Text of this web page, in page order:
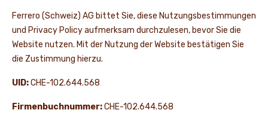
NEWS UND STORIES
Ferrero (Schweiz) AG bittet Sie, diese Nutzungsbestimmungen
und Privacy Policy aufmerksam durchzulesen, bevor Sie die
Website nutzen. Mit der Nutzung der Website bestätigen Sie
die Zustimmung hierzu.
UID:CHE-102.644.568
Firmenbuchnummer:CHE-102.644.568